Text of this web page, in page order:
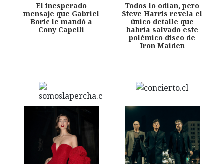
El inesperado
mensaje que Gabriel
Boric le mandó a
Cony Capelli
Todos lo odian, pero
Steve Harris revela el
único detalle que
habría salvado este
polémico disco de
Iron Maiden